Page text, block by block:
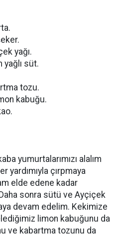
yağı.
yağlı süt.
tozu.
kabuğu.
alalım
yardımıyla çırpmaya
elde edene kadar
sonra sütü ve Ayçiçek
devam edelim. Kekimize
limon kabuğunu da
ve kabartma tozunu da